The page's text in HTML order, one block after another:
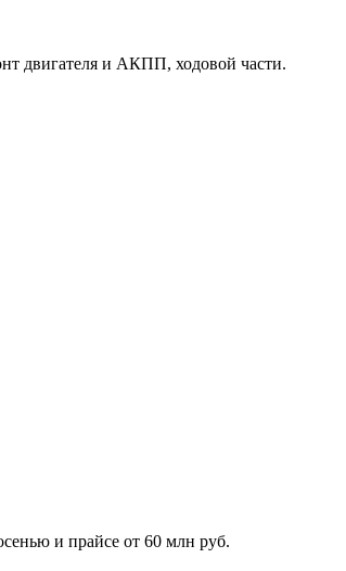
двигателя и АКПП, ходовой части.
и прайсе от 60 млн руб.